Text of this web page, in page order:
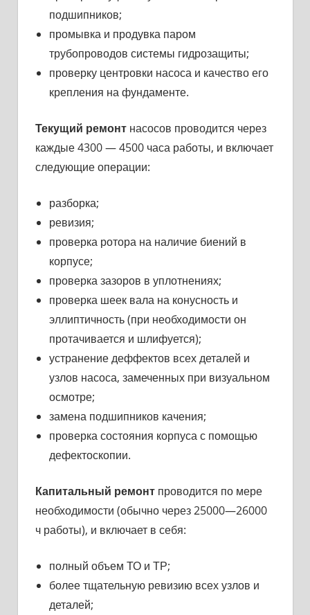
подшип­ников;
промывка и продувка паром
трубопроводов системы гидрозащиты;
проверку центровки насоса и качество его
крепления на фун­даменте.
Текущий ремонт насосов проводится через
каждые 4300 — 4500 часа работы, и включает
следующие операции:
разборка;
ревизия;
проверка ротора на наличие биений в
корпусе;
проверка зазоров в уплотнениях;
проверка шеек вала на конусность и
эллиптичность (при необходимости он
протачивается и шлифуется);
устранение деффектов всех деталей и
узлов насоса, замеченных при визуальном
осмотре;
замена подшипников качения;
проверка состояния корпуса с помощью
дефектоскопии.
Капитальный ремонт проводится по мере
необходимости (обычно через 25000—26000
ч работы), и включает в себя:
полный объем ТО и ТР;
более тщательную ревизию всех узлов и
деталей;